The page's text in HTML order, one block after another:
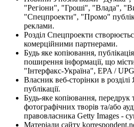
"Регіони", "Гроші", "Влада",
"Спецпроекти", "Промо"
реклами.
Розділ Спецпроекти
комерційними партнерами.
Будь яке копіювання,
поширення інформації, що
"Інтерфакс-Україна", EPA /
Власник веб-сторінки в
публікації.
Будь-яке копіювання, передрук
фотографічних творів та/або
правовласника Getty Images -
Матеріали сайту